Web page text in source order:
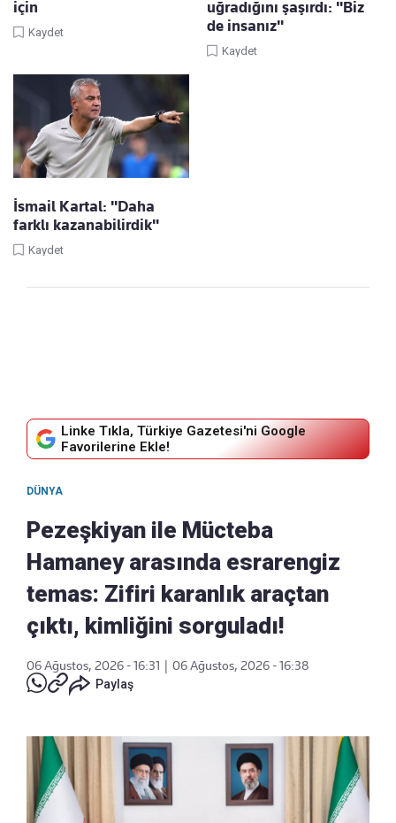
için
Kaydet
uğradığını şaşırdı: "Biz
de insanız"
Kaydet
İsmail Kartal: "Daha
farklı kazanabilirdik"
Kaydet
Linke Tıkla, Türkiye Gazetesi'ni Google
Favorilerine Ekle!
DÜNYA
Pezeşkiyan ile Mücteba
Hamaney arasında esrarengiz
temas: Zifiri karanlık araçtan
çıktı, kimliğini sorguladı!
06 Ağustos, 2026 - 16:31
06 Ağustos, 2026 - 16:38
Paylaş